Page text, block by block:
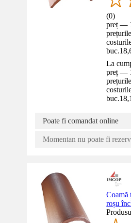
(0)
preț —
buc.
La
preț —
buc.
Poate fi comandat online
Momentan nu poate fi
Coamă
roșu